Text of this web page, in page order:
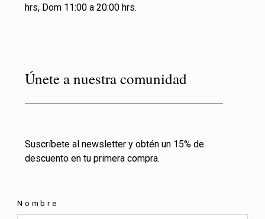
hrs, Dom 11:00 a 20:00 hrs.
Únete a nuestra comunidad
Suscríbete al newsletter y obtén un 15% de
descuento en tu primera compra.
Nombre